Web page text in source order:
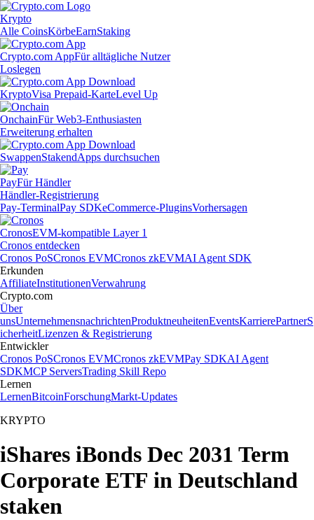
Krypto
Alle CoinsKörbeEarnStaking
Crypto.com AppFür alltägliche Nutzer
Loslegen
KryptoVisa Prepaid-KarteLevel Up
OnchainFür Web3-Enthusiasten
Erweiterung erhalten
SwappenStakendApps durchsuchen
PayFür Händler
Händler-Registrierung
Pay-TerminalPay SDKeCommerce-PluginsVorhersagen
CronosEVM-kompatible Layer 1
Cronos entdecken
Cronos PoSCronos EVMCronos zkEVMAI Agent SDK
Erkunden
AffiliateInstitutionenVerwahrung
Crypto.com
Über
unsUnternehmensnachrichtenProduktneuheitenEventsKarrierePartnerS
icherheitLizenzen & Registrierung
Entwickler
Cronos PoSCronos EVMCronos zkEVMPay SDKAI Agent
SDKMCP ServersTrading Skill Repo
Lernen
LernenBitcoinForschungMarkt-Updates
KRYPTO
iShares iBonds Dec 2031 Term
Corporate ETF in Deutschland
staken